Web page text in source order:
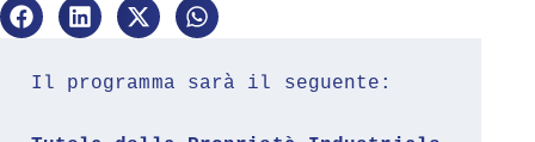
Il programma sarà il seguente: